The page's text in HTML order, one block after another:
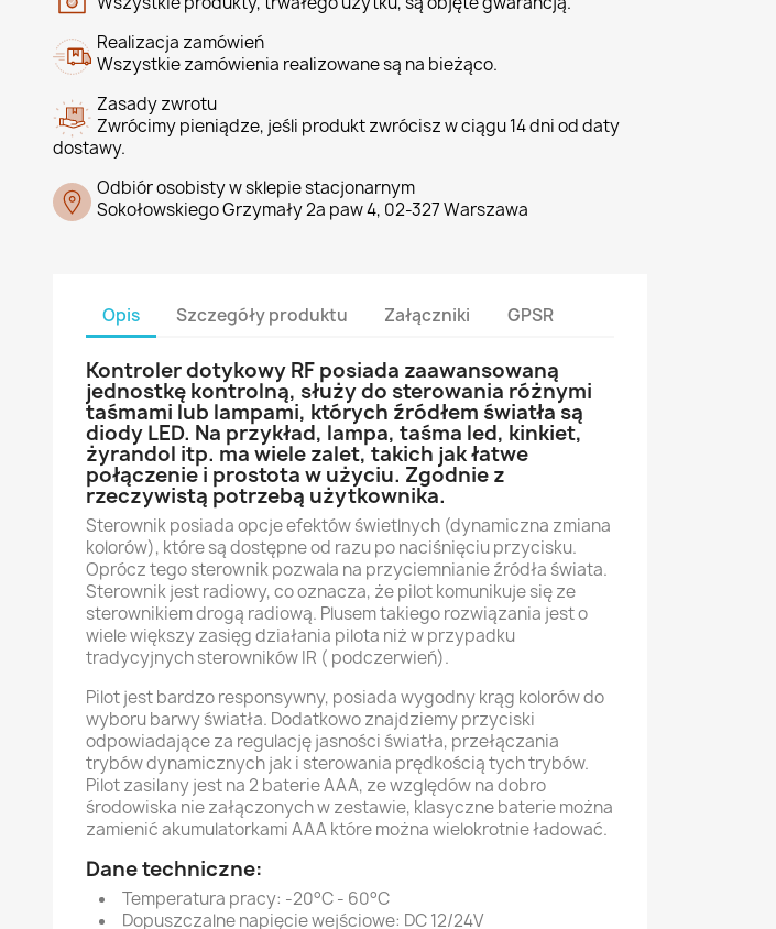
Realizacja zamówień
Wszystkie zamówienia realizowane są na bieżąco.
Zasady zwrotu
Zwrócimy pieniądze, jeśli produkt zwrócisz w ciągu 14 dni od daty
dostawy.
Odbiór osobisty w sklepie stacjonarnym
Sokołowskiego Grzymały 2a paw 4, 02-327 Warszawa
Opis Szczegóły produktu Załączniki GPSR
Kontroler dotykowy RF posiada zaawansowaną
jednostkę kontrolną, służy do sterowania różnymi
taśmami lub lampami, których źródłem światła są
diody LED. Na przykład, lampa, taśma led, kinkiet,
żyrandol itp. ma wiele zalet, takich jak łatwe
połączenie i prostota w użyciu. Zgodnie z
rzeczywistą potrzebą użytkownika.
Sterownik posiada opcje efektów świetlnych (dynamiczna zmiana
kolorów), które są dostępne od razu po naciśnięciu przycisku.
Oprócz tego sterownik pozwala na przyciemnianie źródła świata.
Sterownik jest radiowy, co oznacza, że pilot komunikuje się ze
sterownikiem drogą radiową. Plusem takiego rozwiązania jest o
wiele większy zasięg działania pilota niż w przypadku
tradycyjnych sterowników IR ( podczerwień).
Pilot jest bardzo responsywny, posiada wygodny krąg kolorów do
wyboru barwy światła. Dodatkowo znajdziemy przyciski
odpowiadające za regulację jasności światła, przełączania
trybów dynamicznych jak i sterowania prędkością tych trybów.
Pilot zasilany jest na 2 baterie AAA, ze względów na dobro
środowiska nie załączonych w zestawie, klasyczne baterie można
zamienić akumulatorkami AAA które można wielokrotnie ładować.
Dane techniczne:
Temperatura pracy: -20°C - 60°C
Dopuszczalne napięcie wejściowe: DC 12/24V